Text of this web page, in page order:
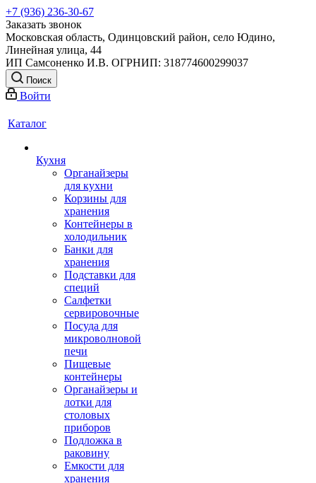
+7 (936) 236-30-67
Заказать звонок
Московская область, Одинцовский район, село Юдино,
Линейная улица, 44
ИП Самсоненко И.В. ОГРНИП: 318774600299037
Поиск
Войти
Каталог
Кухня
Органайзеры
для кухни
Корзины для
хранения
Контейнеры в
холодильник
Банки для
хранения
Подставки для
специй
Салфетки
сервировочные
Посуда для
микроволновой
печи
Пищевые
контейнеры
Органайзеры и
лотки для
столовых
приборов
Подложка в
раковину
Емкости для
хранения